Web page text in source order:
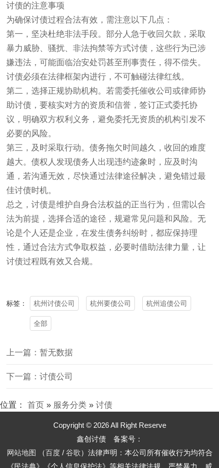
讨债的注意事项
为确保讨债过程合法有效，需注意以下几点：
第一，坚决杜绝非法手段。部分人急于收回欠款，采取
暴力威胁、骚扰、非法拘禁等方式讨债，这些行为已涉
嫌违法，可能面临治安处罚甚至刑事责任，得不偿失。
讨债必须在法律框架内进行，不可触碰法律红线。
第二，选择正规协助机构。若需委托催收公司或律师协
助讨债，要核实对方的资质和信誉，签订正式委托协
议，明确双方权利义务，避免委托无资质的机构引发不
必要的风险。
第三，及时采取行动。债务拖欠时间越久，收回的难度
越大。债权人发现债务人出现违约迹象时，应及时沟
通，若沟通无效，尽快通过法律途径解决，避免错过最
佳讨债时机。
总之，讨债是维护自身合法权益的正当行为，但需以合
法为前提，选择合适的途径，规避常见问题和风险。无
论是个人还是企业，在发生债务纠纷时，都应保持理
性，通过合法方式争取权益，必要时借助法律力量，让
讨债过程既有效又合规。
标签： 杭州讨债公司 杭州要债公司 杭州追债公司
全部
上一篇：暂无数据
下一篇：讨债公司
位置： 首页 » 服务分类 » 讨债
Copyright © 2026 All Right Reserve
鑫创讨债 备案号：
网站地图 （百度/ 谷歌）法律声明：本公司所有催收行为均符合
《民法典》《个人信息保护法》等相关法律法规，严禁暴力、威